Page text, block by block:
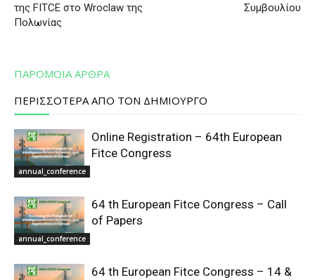
της FITCE στο Wroclaw της
Πολωνίας
Συμβουλίου
ΠΑΡΟΜΟΙΑ ΑΡΘΡΑ
ΠΕΡΙΣΣΟΤΕΡΑ ΑΠΟ ΤΟΝ ΔΗΜΙΟΥΡΓΟ
annual_conference
Online Registration – 64th European
Fitce Congress
annual_conference
64 th European Fitce Congress – Call
of Papers
64 th European Fitce Congress – 14 &